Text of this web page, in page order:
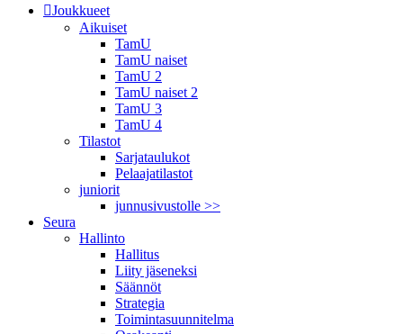
Joukkueet
Aikuiset
TamU
TamU naiset
TamU 2
TamU naiset 2
TamU 3
TamU 4
Tilastot
Sarjataulukot
Pelaajatilastot
juniorit
junnusivustolle >>
Seura
Hallinto
Hallitus
Liity jäseneksi
Säännöt
Strategia
Toimintasuunnitelma